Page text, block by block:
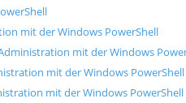
mit der Windows PowerShell
mit der Windows
mit der Windows PowerShell
mit der Windows PowerShell